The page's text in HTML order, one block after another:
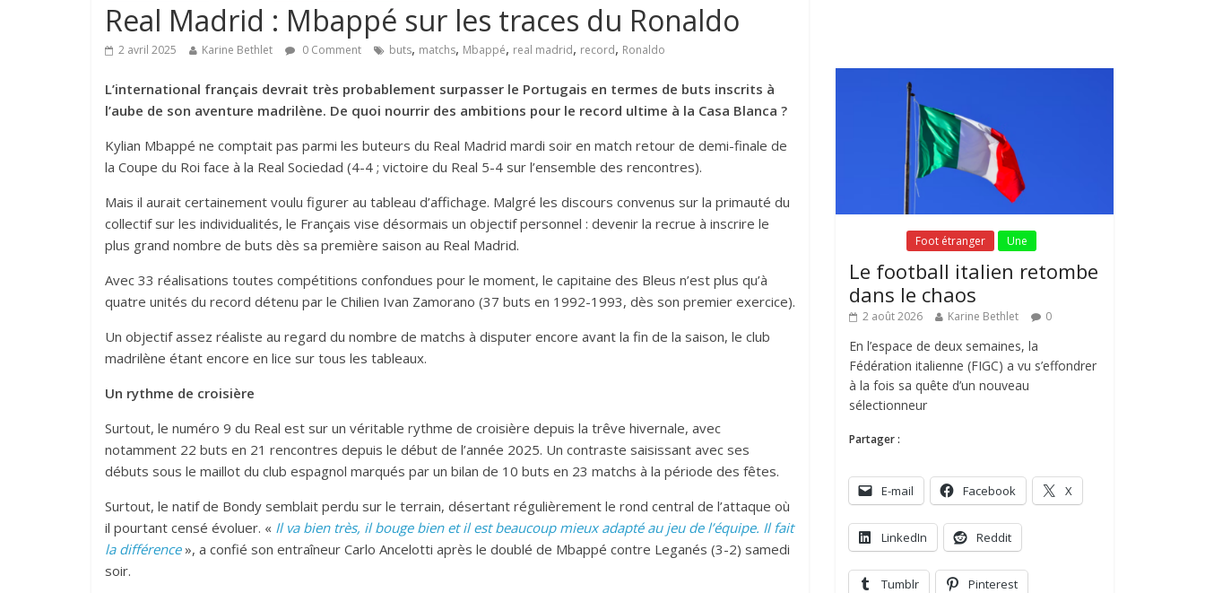
Real Madrid : Mbappé sur les traces du Ronaldo
2 avril 2025 Karine Bethlet 0 Comment buts, matchs, Mbappé, real madrid, record, Ronaldo
L’international français devrait très probablement surpasser le Portugais en termes de buts inscrits à
l’aube de son aventure madrilène. De quoi nourrir des ambitions pour le record ultime à la Casa Blanca ?
Kylian Mbappé ne comptait pas parmi les buteurs du Real Madrid mardi soir en match retour de demi-finale de
la Coupe du Roi face à la Real Sociedad (4-4 ; victoire du Real 5-4 sur l’ensemble des rencontres).
Mais il aurait certainement voulu figurer au tableau d’affichage. Malgré les discours convenus sur la primauté du
collectif sur les individualités, le Français vise désormais un objectif personnel : devenir la recrue à inscrire le
plus grand nombre de buts dès sa première saison au Real Madrid.
Avec 33 réalisations toutes compétitions confondues pour le moment, le capitaine des Bleus n’est plus qu’à
quatre unités du record détenu par le Chilien Ivan Zamorano (37 buts en 1992-1993, dès son premier exercice).
Un objectif assez réaliste au regard du nombre de matchs à disputer encore avant la fin de la saison, le club
madrilène étant encore en lice sur tous les tableaux.
Un rythme de croisière
Surtout, le numéro 9 du Real est sur un véritable rythme de croisière depuis la trêve hivernale, avec
notamment 22 buts en 21 rencontres depuis le début de l’année 2025. Un contraste saisissant avec ses
débuts sous le maillot du club espagnol marqués par un bilan de 10 buts en 23 matchs à la période des fêtes.
Surtout, le natif de Bondy semblait perdu sur le terrain, désertant régulièrement le rond central de l’attaque où
il pourtant censé évoluer. « Il va bien très, il bouge bien et il est beaucoup mieux adapté au jeu de l’équipe. Il fait
la différence», a confié son entraîneur Carlo Ancelotti après le doublé de Mbappé contre Leganés (3-2) samedi
soir.
Foot étranger Une
Le football italien retombe
dans le chaos
2 août 2026 Karine Bethlet 0
En l’espace de deux semaines, la
Fédération italienne (FIGC) a vu s’effondrer
à la fois sa quête d’un nouveau
sélectionneur
Partager :
E-mail Facebook X
LinkedIn Reddit
Tumblr Pinterest